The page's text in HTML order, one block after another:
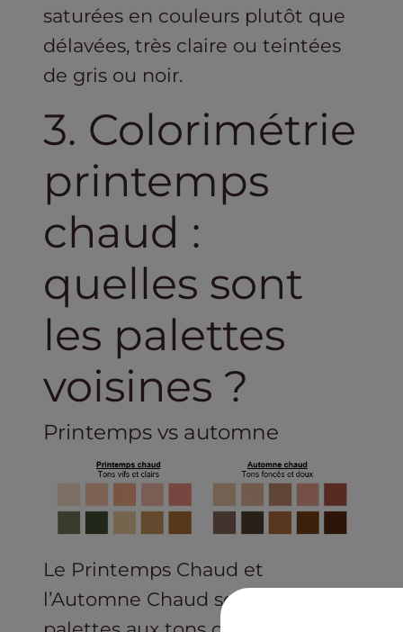
saturées en couleurs plutôt que
délavées, très claire ou teintées
de gris ou noir.
3. Colorimétrie
printemps
chaud :
quelles sont
les palettes
voisines ?
Printemps vs automne
Le Printemps Chaud et
l’Automne Chaud sont deux